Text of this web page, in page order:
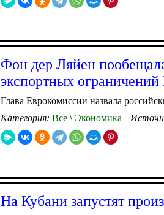
Фон дер Ляйен
экспортных
Глава Еврокомиссии назвала
Категория: Все \ Экономика
На Кубани запустят